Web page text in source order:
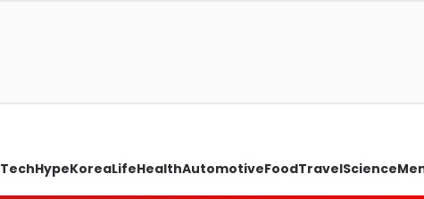
TechHypeKoreaLifeHealthAutomotiveFoodTravelScience